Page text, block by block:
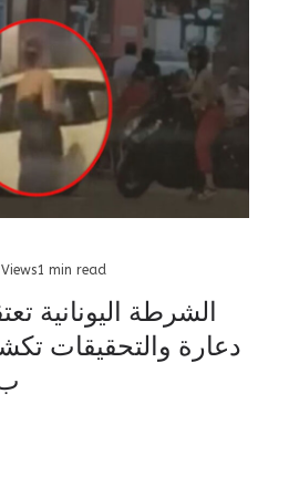
1 min read
الشرطة اليونانية
دعارة والتحقيقات
ب